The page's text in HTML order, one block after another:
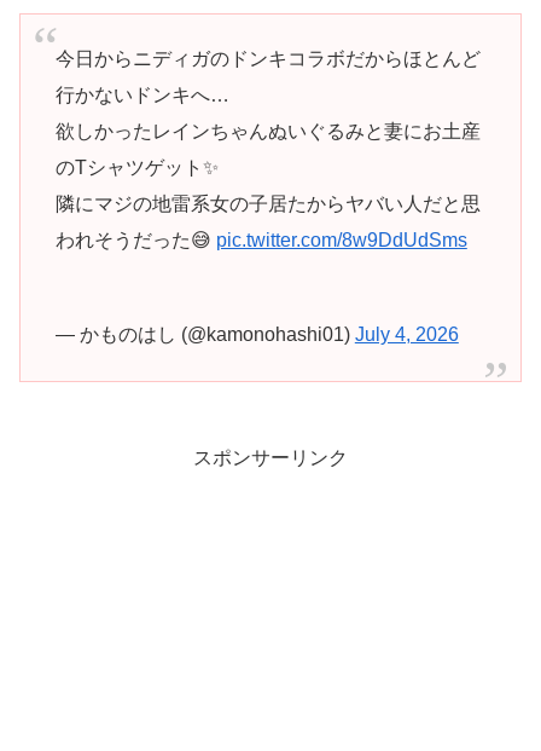
今日からニディガのドンキコラボだからほとんど
行かないドンキへ…
欲しかったレインちゃんぬいぐるみと妻にお土産
のTシャツゲット✨
隣にマジの地雷系女の子居たからヤバい人だと思
われそうだった😅 pic.twitter.com/8w9DdUdSms
— かものはし (@kamonohashi01) July 4, 2026
スポンサーリンク